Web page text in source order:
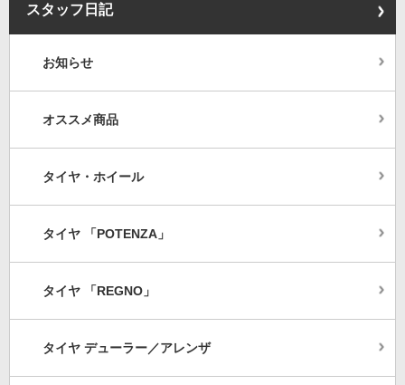
スタッフ日記
お知らせ
オススメ商品
タイヤ・ホイール
タイヤ 「POTENZA」
タイヤ 「REGNO」
タイヤ デューラー／アレンザ